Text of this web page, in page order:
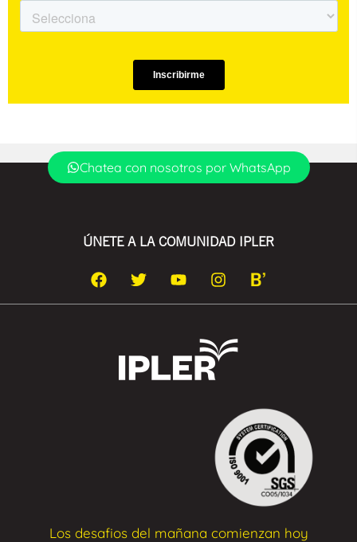
Chatea con nosotros por WhatsApp
ÚNETE A LA COMUNIDAD IPLER
Los desafios del mañana comienzan hoy